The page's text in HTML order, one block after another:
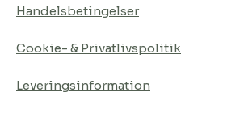
Handelsbetingelser
Cookie- & Privatlivspolitik
Leveringsinformation